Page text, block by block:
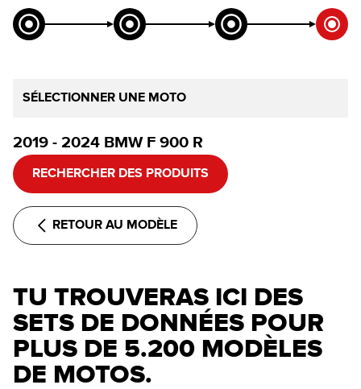
SÉLECTIONNER UNE MOTO
2019 - 2024 BMW F 900 R
RECHERCHER DES PRODUITS
RETOUR AU MODÈLE
TU TROUVERAS ICI DES
SETS DE DONNÉES POUR
PLUS DE 5.200 MODÈLES
DE MOTOS.